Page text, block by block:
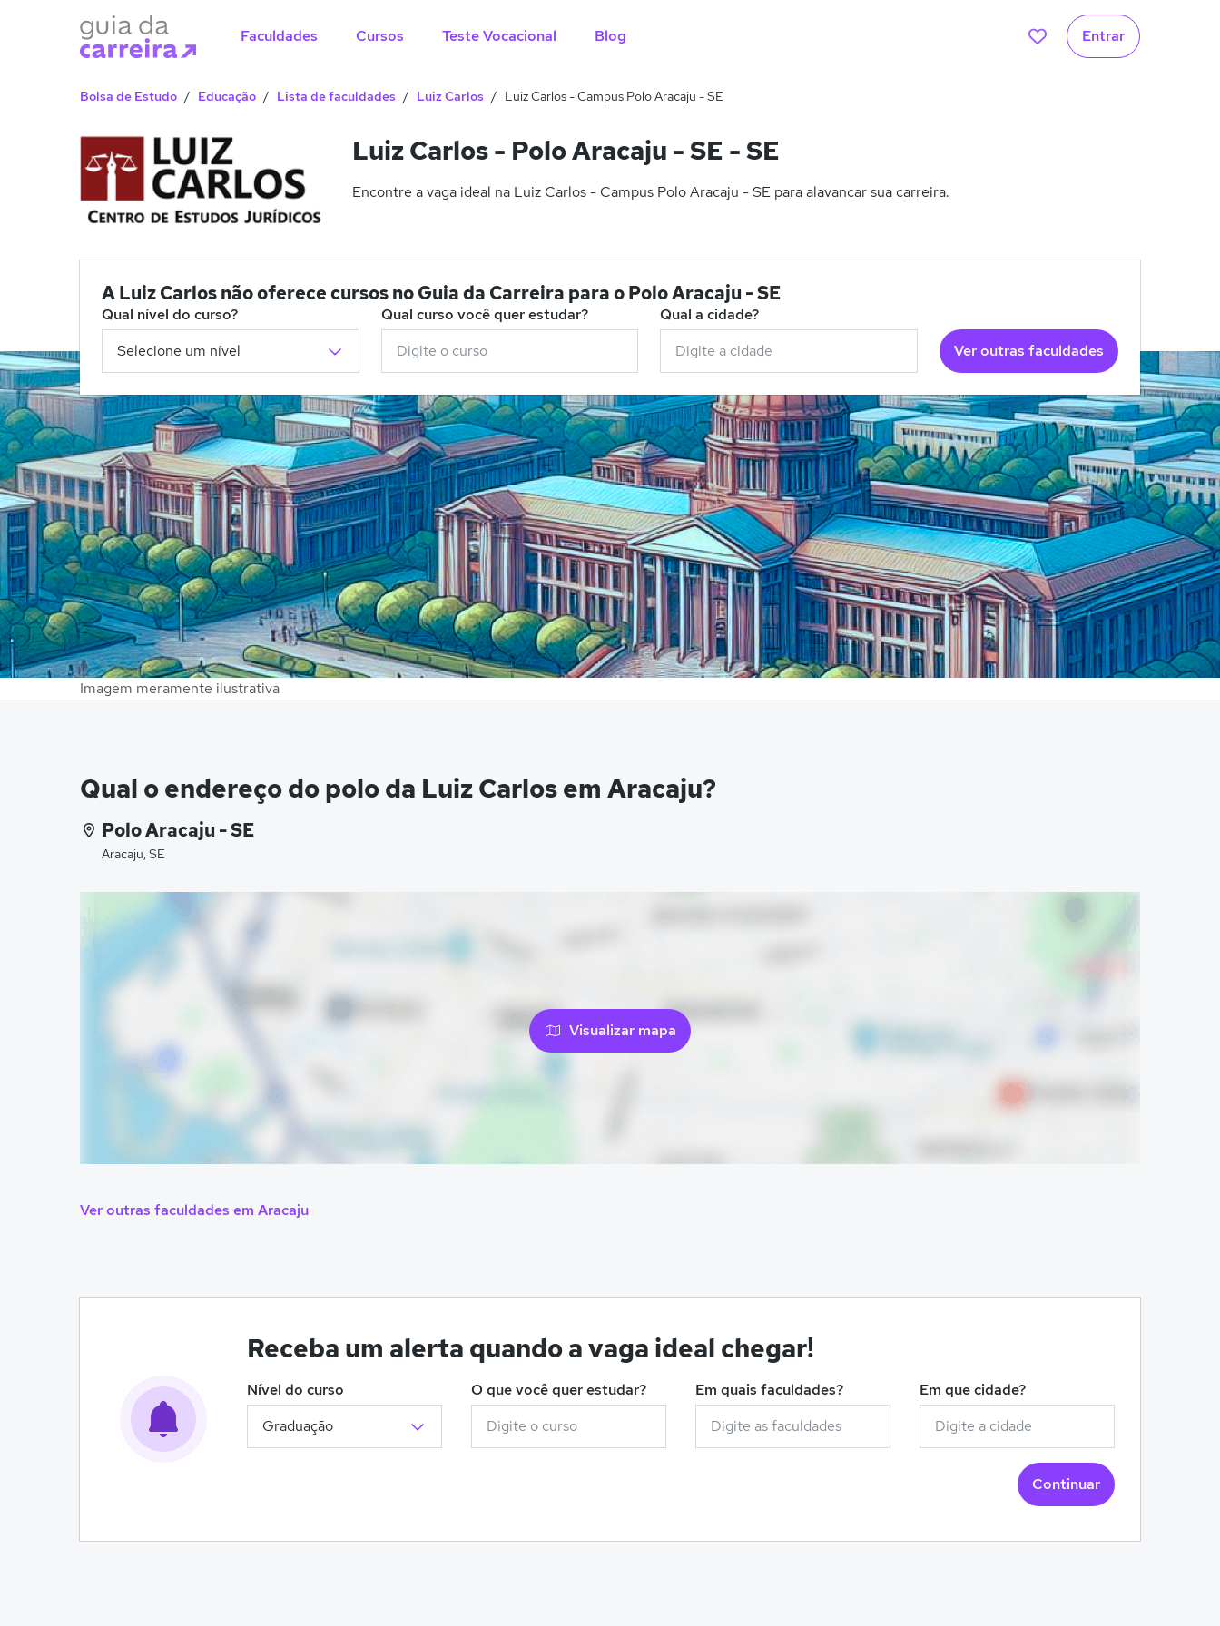
Faculdades Cursos Teste Vocacional Blog Entrar
Bolsa de Estudo Educação Lista de faculdades Luiz Carlos Luiz Carlos - Campus Polo Aracaju - SE
Luiz Carlos - Polo Aracaju - SE - SE
Encontre a vaga ideal na Luiz Carlos - Campus Polo Aracaju - SE para alavancar sua carreira.
A Luiz Carlos não oferece cursos no Guia da Carreira para o Polo Aracaju - SE
Qual nível do curso? Qual curso você quer estudar?
Qual a cidade?
Ver outras faculdades
Imagem meramente ilustrativa
Qual o endereço do polo da Luiz Carlos em Aracaju?
Polo Aracaju - SE
Aracaju, SE
Visualizar mapa
Ver outras faculdades em Aracaju
Receba um alerta quando a vaga ideal chegar!
Nível do curso O que você quer estudar? Em quais faculdades? Em que cidade?
Continuar